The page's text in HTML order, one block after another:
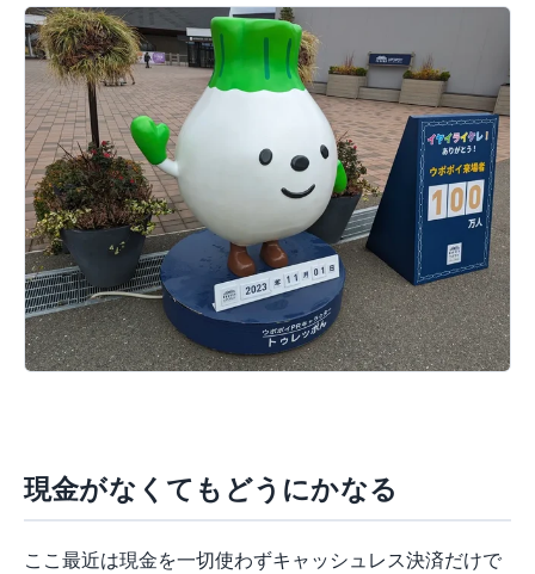
現金がなくてもどうにかなる
ここ最近は現金を一切使わずキャッシュレス決済だけで